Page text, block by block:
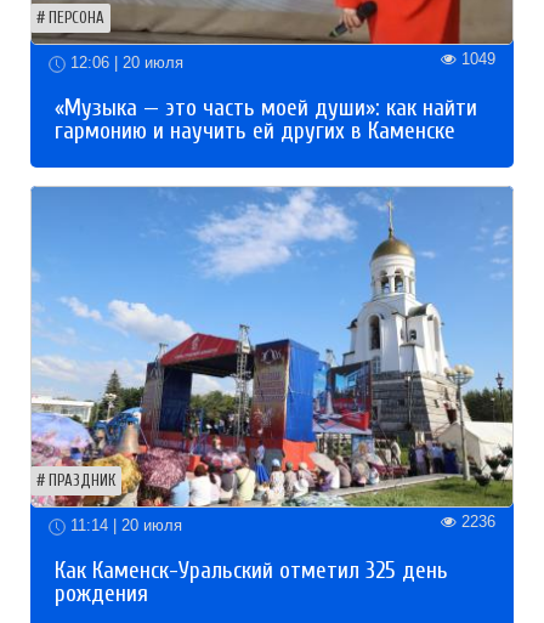
ПЕРСОНА
12:06 | 20 июля 1049
«Музыка — это часть моей души»: как найти
гармонию и научить ей других в Каменске
ПРАЗДНИК
11:14 | 20 июля 2236
Как Каменск-Уральский отметил 325 день
рождения